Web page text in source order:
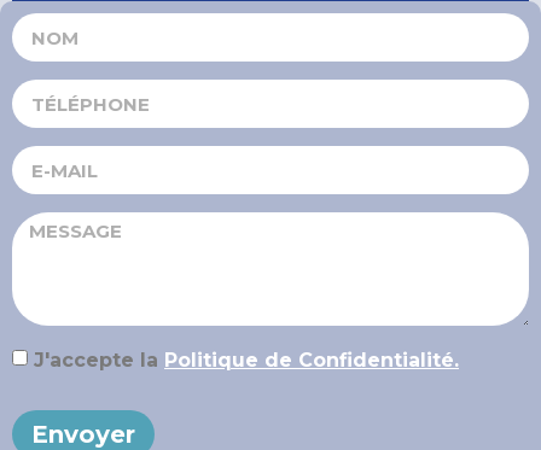
J'accepte la Politique de Confidentialité.
Envoyer